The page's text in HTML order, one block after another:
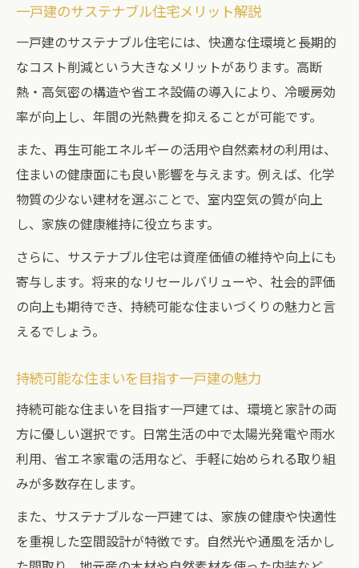
一戸建のサステナブル住宅メリット解説
一戸建のサステナブル住宅には、快適な住環境と長期的
なコスト削減という大きなメリットがあります。高断
熱・高気密の構造や省エネ設備の導入により、冷暖房効
率が向上し、年間の光熱費を抑えることが可能です。
また、再生可能エネルギーの活用や自然素材の利用は、
住まいの健康面にも良い影響を与えます。例えば、化学
物質の少ない建材を選ぶことで、室内空気の質が向上
し、家族の健康維持に役立ちます。
さらに、サステナブル住宅は資産価値の維持や向上にも
寄与します。将来的なリセールバリューや、社会的評価
の向上も期待でき、持続可能な住まいづくりの魅力と言
えるでしょう。
持続可能な住まいを目指す一戸建の魅力
持続可能な住まいを目指す一戸建ては、環境と家計の両
方に優しい選択です。日常生活の中で太陽光発電や雨水
利用、省エネ家電の活用など、手軽に始められる取り組
みが多数存在します。
また、サステナブルな一戸建ては、家族の健康や快適性
を重視した空間設計が特徴です。自然光や通風を活かし